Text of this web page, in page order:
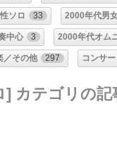
ソロ 33 2000年代男
中心 3 2000年代オム
／その他 297 コンサ
] カテゴリの記